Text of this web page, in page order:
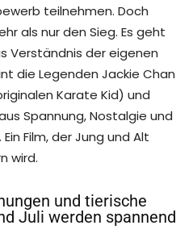
teilnehmen. Doch
als nur den Sieg. Es geht
Verständnis der eigenen
die Legenden Jackie Chan
Karate Kid) und
Spannung, Nostalgie und
Film, der Jung und Alt
wird.
und tierische
Juli werden spannend